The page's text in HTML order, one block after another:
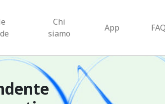
Chi
siamo
App FAQ